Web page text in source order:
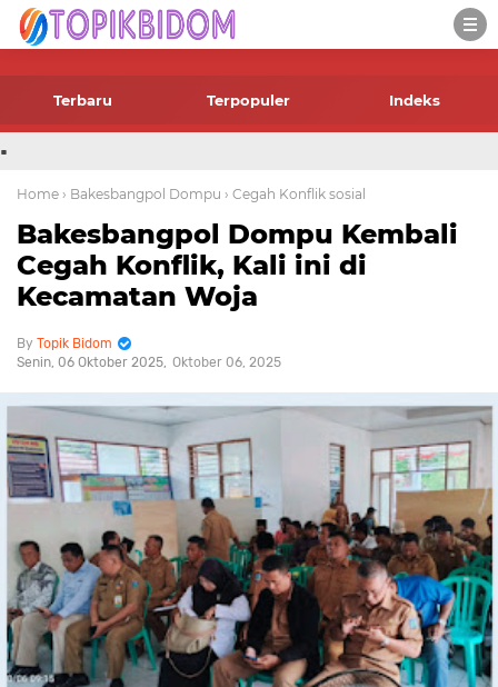
-->
Terbaru Terpopuler Indeks
.
Home › Bakesbangpol Dompu › Cegah Konflik sosial
Bakesbangpol Dompu Kembali
Cegah Konflik, Kali ini di
Kecamatan Woja
Topik Bidom
Senin, 06 Oktober 2025 Oktober 06, 2025